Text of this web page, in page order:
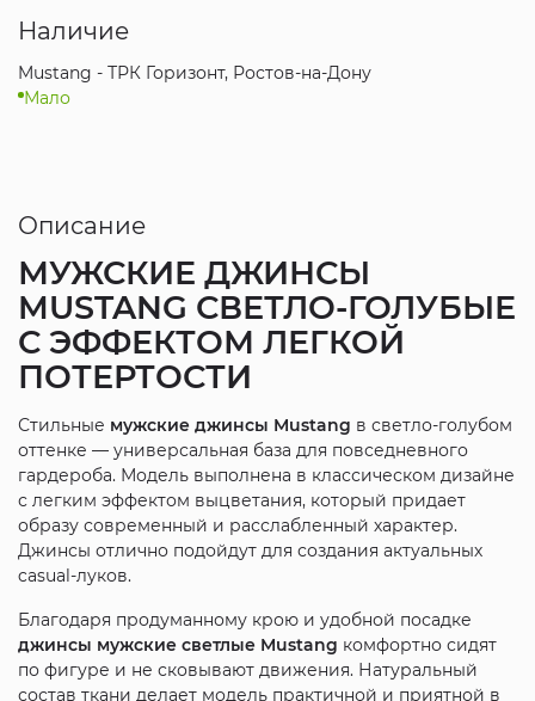
Наличие
Mustang - ТРК Горизонт, Ростов-на-Дону
Мало
Описание
МУЖСКИЕ ДЖИНСЫ
MUSTANG СВЕТЛО-ГОЛУБЫЕ
С ЭФФЕКТОМ ЛЕГКОЙ
ПОТЕРТОСТИ
Стильные мужские джинсы Mustang в светло-голубом
оттенке — универсальная база для повседневного
гардероба. Модель выполнена в классическом дизайне
с легким эффектом выцветания, который придает
образу современный и расслабленный характер.
Джинсы отлично подойдут для создания актуальных
casual-луков.
Благодаря продуманному крою и удобной посадке
джинсы мужские светлые Mustang комфортно сидят
по фигуре и не сковывают движения. Натуральный
состав ткани делает модель практичной и приятной в